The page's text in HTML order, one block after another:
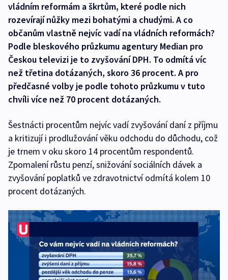
vládním reformám a škrtům, které podle nich
rozevírají nůžky mezi bohatými a chudými. A co
občanům vlastně nejvíc vadí na vládních reformách?
Podle bleskového průzkumu agentury Median pro
Českou televizi je to zvyšování DPH. To odmítá víc
než třetina dotázaných, skoro 36 procent. A pro
předčasné volby je podle tohoto průzkumu v tuto
chvíli více než 70 procent dotázaných.
Šestnácti procentům nejvíc vadí zvyšování daní z příjmu
a kritizují i prodlužování věku odchodu do důchodu, což
je trnem v oku skoro 14 procentům respondentů.
Zpomalení růstu penzí, snižování sociálních dávek a
zvyšování poplatků ve zdravotnictví odmítá kolem 10
procent dotázaných.